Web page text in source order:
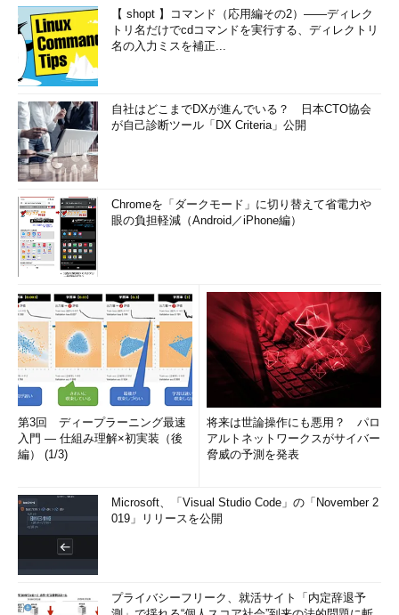
【 shopt 】コマンド（応用編その2）――ディレク
トリ名だけでcdコマンドを実行する、ディレクトリ
名の入力ミスを補正...
自社はどこまでDXが進んでいる？ 日本CTO協会
が自己診断ツール「DX Criteria」公開
Chromeを「ダークモード」に切り替えて省電力や
眼の負担軽減（Android／iPhone編）
第3回 ディープラーニング最速
入門 ― 仕組み理解×初実装（後
編） (1/3)
将来は世論操作にも悪用？ パロ
アルトネットワークスがサイバー
脅威の予測を発表
Microsoft、「Visual Studio Code」の「November 2
019」リリースを公開
プライバシーフリーク、就活サイト「内定辞退予